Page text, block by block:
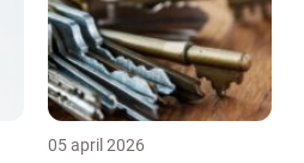
05 april 2026